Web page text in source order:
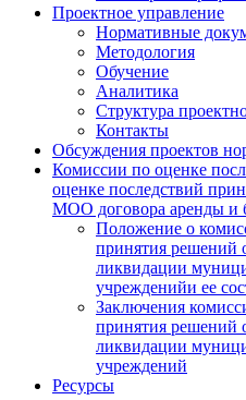
Проектное управление
Нормативные
Методология
Обучение
Аналитика
Структура
Контакты
Обсуждения проектов
Комиссии по оценке
оценке последствий
МОО договора аренды и
Положение о
принятия решений
ликвидации
учрежденийи ее
Заключения
принятия решений
ликвидации
учреждений
Ресурсы